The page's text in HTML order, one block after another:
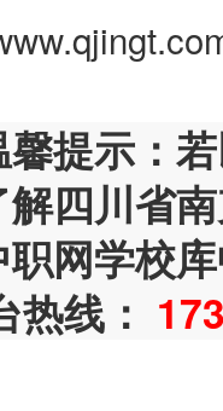
提示：
四川省
网学校
线：